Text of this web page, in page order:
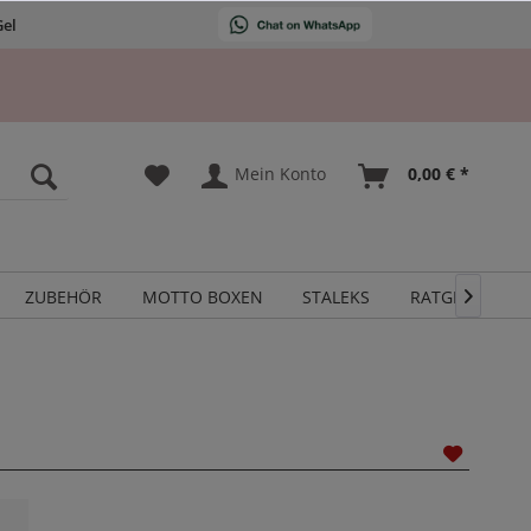
Mein Konto 0,00 € *
ZUBEHÖR MOTTO BOXEN STALEKS RATGEBER
